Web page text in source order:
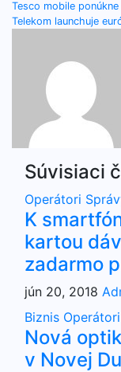
článku
Tesco mobile
Telekom launchuje
Súvisiaci
Operátori
K
kartou
zadarmo
jún 20, 2018
Biznis Operátori
Nová
v Novej